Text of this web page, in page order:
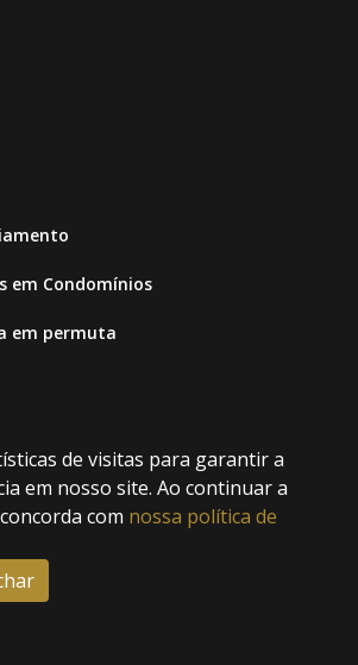
de visitas para garantir a
em nosso site. Ao continuar a
com nossa política de
em Condomínios
em permuta
piscina